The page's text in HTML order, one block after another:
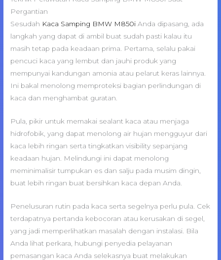
Pergantian
Sesudah Kaca Samping BMW M850i Anda dipasang, ada
langkah yang dapat di ambil buat sudah pasti kalau itu
masih tetap pada keadaan prima. Pertama, selalu pakai
pencuci kaca yang lembut dan jauhi produk yang
mempunyai kandungan amonia atau pelarut keras lainnya.
Ini bakal menolong memproteksi bagian perlindungan di
kaca dan menghambat guratan.
Pula, pikir untuk memakai sealant kaca atau menjaga
hidrofobik, yang dapat menolong air hujan mengguyur dari
kaca lebih ringan serta tingkatkan visibility sepanjang
keadaan hujan. Melindungi ini dapat menolong
meminimalisir tumpukan es dan salju pada musim dingin,
buat lebih ringan buat bersihkan kaca depan Anda.
Penelusuran rutin pada kaca serta segelnya perlu pula. Cek
terdapatnya pertanda kebocoran atau kerusakan di segel,
yang jadi memperlihatkan masalah dengan instalasi. Bila
Anda lihat perkara, hubungi penyedia pelayanan
pemasangan kaca Anda selekasnya buat melakukan